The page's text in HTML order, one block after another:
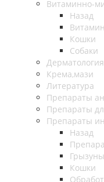
Витаминно-
Назад
Кошки
Собаки
Дерматология
Крема,мази
Литература
Препараты
Препараты
Препараты
Назад
Грызуны
Кошки